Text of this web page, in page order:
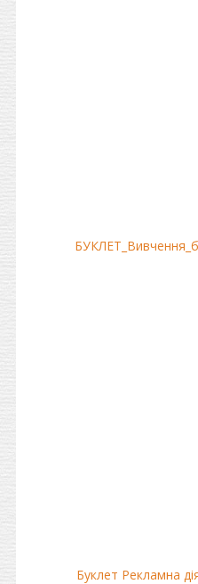
Буклет Рекламна